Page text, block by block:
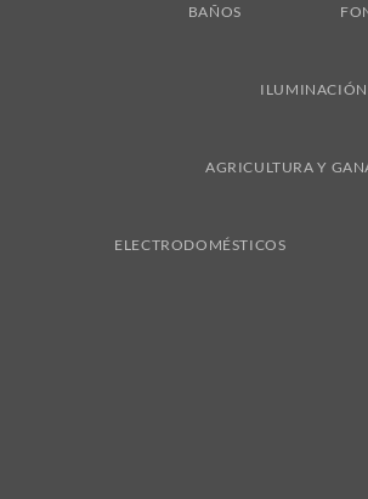
BAÑOS
ILUMINACIÓN
AGRICULTURA Y
ELECTRODOMÉSTICOS